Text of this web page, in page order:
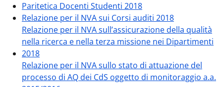
Paritetica Docenti Studenti 2018
Relazione per il NVA sui Corsi auditi 2018
Relazione per il NVA sull’assicurazione della qualità
nella ricerca e nella terza missione nei Dipartimenti
2018
Relazione per il NVA sullo stato di attuazione del
processo di AQ dei CdS oggetto di monitoraggio a.a.